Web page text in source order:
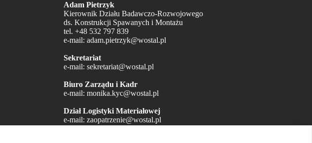
Adam Pietrzyk
Kierownik Działu Badawczo-Rozwojowego
ds. Konstrukcji Spawanych i Montażu
tel. +48 532 797 839
e-mail: adam.pietrzyk@wostal.pl
Sekretariat
e-mail: sekretariat@wostal.pl
Biuro Zarządu i Kadr
e-mail: monika.kyc@wostal.pl
Dział Logistyki Materiałowej
e-mail: zaopatrzenie@wostal.pl